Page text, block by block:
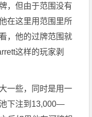
，但由于范围没有
在这里用范围里所
，他的过牌范围就
这样的玩家剥
一些，同时是用一
下注到13,000—